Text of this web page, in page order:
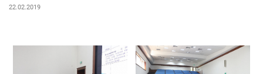
22.02.2019